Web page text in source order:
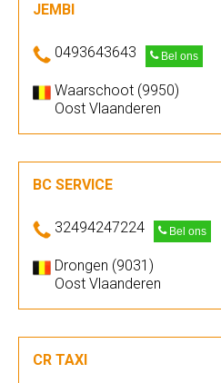
JEMBI
0493643643 Bel ons
Waarschoot (9950)
Oost Vlaanderen
BC SERVICE
32494247224 Bel ons
Drongen (9031)
Oost Vlaanderen
CR TAXI